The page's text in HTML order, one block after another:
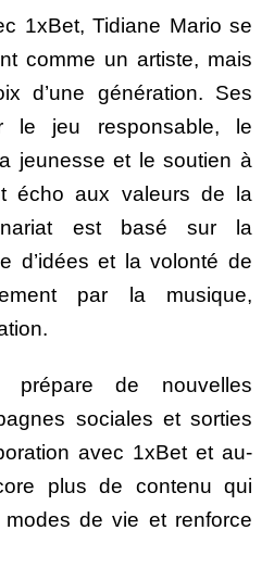
1xBet, Tidiane Mario se
comme un artiste, mais
d’une génération. Ses
le jeu responsable, le
jeunesse et le soutien à
écho aux valeurs de la
est basé sur la
d’idées et la volonté de
par la musique,
prépare de nouvelles
sociales et sorties
avec 1xBet et au-
plus de contenu qui
de vie et renforce